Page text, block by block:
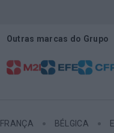
Outras marcas do Grupo
FRANÇA BÉLGICA